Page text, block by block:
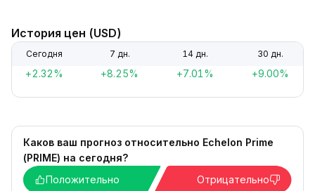
История цен (USD)
Сегодня 7 дн. 14 дн. 30 дн.
+2.32% +8.25% +7.01% +9.00%
Каков ваш прогноз относительно Echelon Prime
(PRIME) на сегодня?
Положительно
Отрицательно